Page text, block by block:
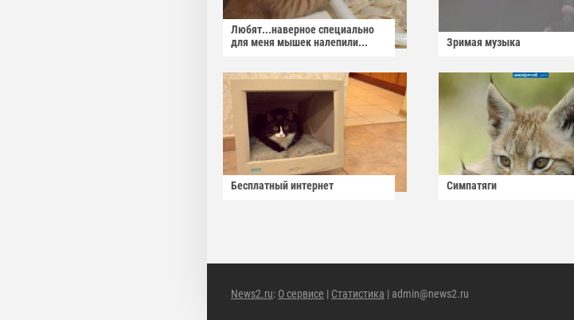
Любят...наверное специально
для меня мышек налепили...
Зримая музыка
Бесплатный интернет Симпатяги
News2.ru: О сервисе | Статистика | admin@news2.ru